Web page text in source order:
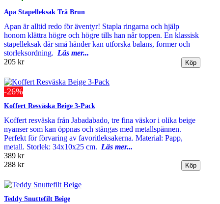
Apa Stapelleksak Trä Brun
Apan är alltid redo för äventyr! Stapla ringarna och hjälp
honom klättra högre och högre tills han når toppen. En klassisk
stapelleksak där små händer kan utforska balans, former och
storleksordning. Läs mer...
205 kr
-26%
Koffert Resväska Beige 3-Pack
Koffert resväska från Jabadabado, tre fina väskor i olika beige
nyanser som kan öppnas och stängas med metallspännen.
Perfekt för förvaring av favoritleksakerna. Material: Papp,
metall. Storlek: 34x10x25 cm. Läs mer...
389 kr
288 kr
Teddy Snuttefilt Beige